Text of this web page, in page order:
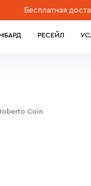
Бесплатная доставка
РЕСЕЙЛ
Coin